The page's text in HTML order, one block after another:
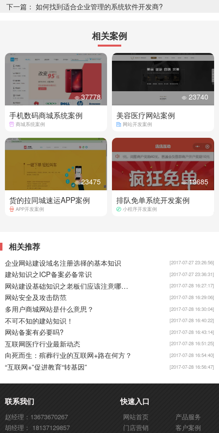
下一篇： 如何找到适合企业管理的系统软件开发商?
相关案例
37778
手机数码商城系统案例
商城系统案例
23740
美容医疗网站案例
网站开发案例
23475
货的拉同城速运APP案例
APP开发案例
19685
排队免单系统开发案例
小程序开发案例
相关推荐
企业网站建设域名注册选择的基本知识 [2017-07-27 23:26:56]
建站知识之ICP备案必备常识 [2017-07-27 23:36:31]
网站建设基础知识之老板们应该注意哪些？ [2017-07-28 16:27:17]
网站安全及攻击防范 [2017-07-28 16:29:06]
多用户商城网站是什么意思？ [2017-07-28 16:30:04]
不可不知的建站知识！ [2017-07-28 16:40:22]
网站备案有必要吗? [2017-07-28 16:43:14]
互联网医疗行业最新动态 [2017-07-28 16:51:25]
向死而生：殡葬行业的互联网+路在何方？ [2017-07-28 16:54:40]
“互联网+”促进教育“转基因” [2017-07-28 16:56:47]
联系我们
赵经理：13673670267
胡经理： 18137129857
快速入口
网站首页
产品服务
门店营销
客户案例